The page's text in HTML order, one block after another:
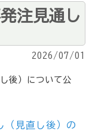
注見通し
2026/07/01
後）について公
（見直し後）の